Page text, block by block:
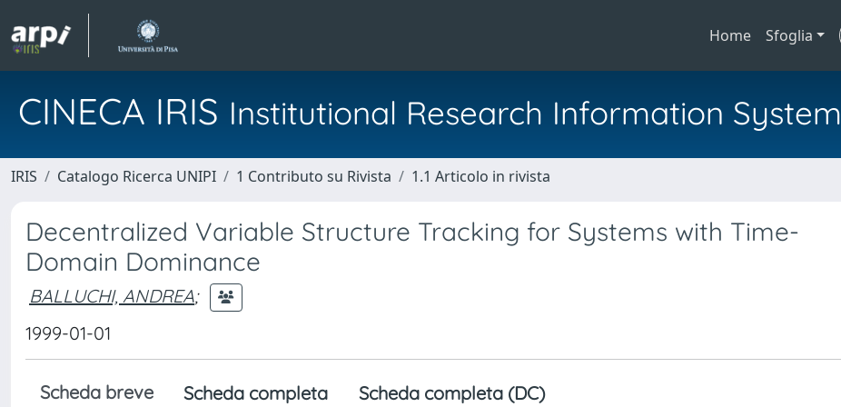
Home Sfoglia
CINECA IRIS Institutional Research Information System
IRIS Catalogo Ricerca UNIPI 1 Contributo su Rivista 1.1 Articolo in rivista
Decentralized Variable Structure Tracking for Systems with Time-
Domain Dominance
BALLUCHI, ANDREA;
1999-01-01
Scheda breve Scheda completa Scheda completa (DC)